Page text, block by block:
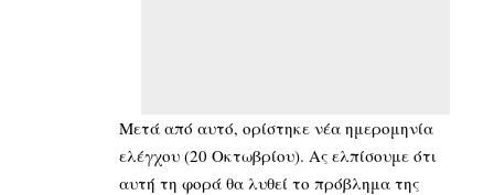
Μετά από αυτό, ορίστηκε νέα ημερομηνία
ελέγχου (20 Οκτωβρίου). Ας ελπίσουμε ότι
αυτή τη φορά θα λυθεί το πρόβλημα της